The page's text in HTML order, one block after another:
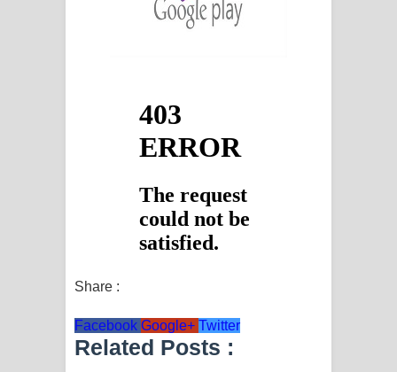
Share :
Facebook Google+ Twitter
Related Posts :